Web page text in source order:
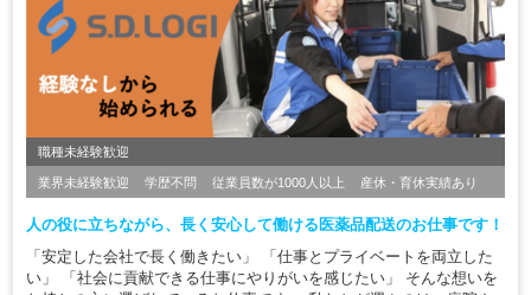
職種未経験歓迎
業界未経験歓迎 学歴不問 従業員数が1000人以上 産休・育休実績あり
人の役に立ちながら、長く安心して働ける医薬品配送のお仕事です！
「安定した会社で長く働きたい」 「仕事とプライベートを両立した
い」 「社会に貢献できる仕事にやりがいを感じたい」 そんな想いを